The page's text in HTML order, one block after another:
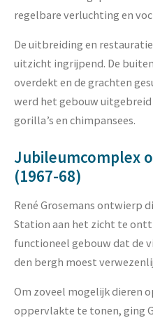
regelbare verluchting en
De uitbreiding en
uitzicht ingrijpend. De
overdekt en de grachten
werd het gebouw
gorilla’s en chimpansees.
Jubileumcomplex
(1967-68)
René Grosemans ontwierp
Station aan het zicht te
functioneel gebouw dat de
den bergh moest
Om zoveel mogelijk dieren
oppervlakte te tonen, ging